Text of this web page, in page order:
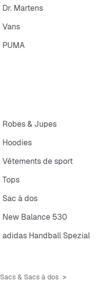
Dr. Martens
Vans
PUMA
Robes & Jupes
Hoodies
Vêtements de sport
Tops
Sac à dos
New Balance 530
adidas Handball Spezial
Sacs & Sacs à dos